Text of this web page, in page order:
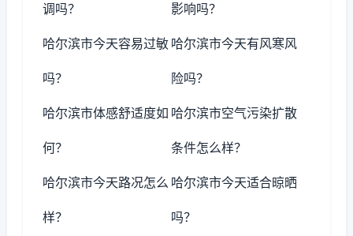
调吗？ 影响吗？
哈尔滨市今天容易过敏
吗？
哈尔滨市今天有风寒风
险吗？
哈尔滨市体感舒适度如
何？
哈尔滨市空气污染扩散
条件怎么样？
哈尔滨市今天路况怎么
样？
哈尔滨市今天适合晾晒
吗？